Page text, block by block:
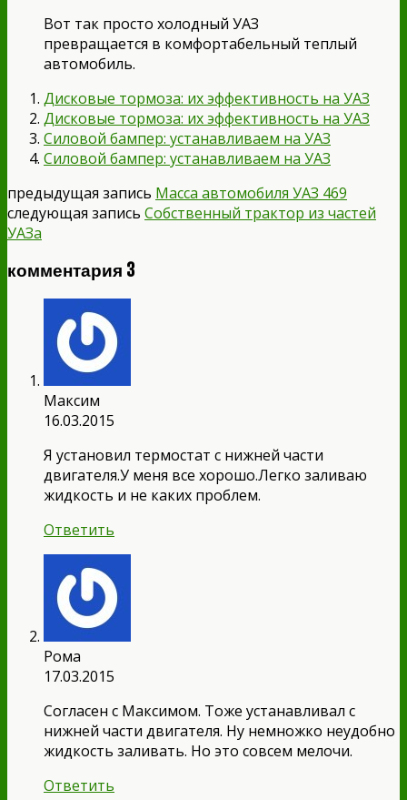
Вот так просто холодный УАЗ
превращается в комфортабельный теплый
автомобиль.
Дисковые тормоза: их эффективность на УАЗ
Дисковые тормоза: их эффективность на УАЗ
Силовой бампер: устанавливаем на УАЗ
Силовой бампер: устанавливаем на УАЗ
предыдущая запись Масса автомобиля УАЗ 469
следующая запись Собственный трактор из частей
УАЗа
комментария 3
Максим
16.03.2015
Я установил термостат с нижней части
двигателя.У меня все хорошо.Легко заливаю
жидкость и не каких проблем.
Ответить
Рома
17.03.2015
Согласен с Максимом. Тоже устанавливал с
нижней части двигателя. Ну немножко неудобно
жидкость заливать. Но это совсем мелочи.
Ответить